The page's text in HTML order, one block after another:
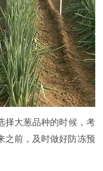
择大葱品种的时候，考
之前，及时做好防冻预